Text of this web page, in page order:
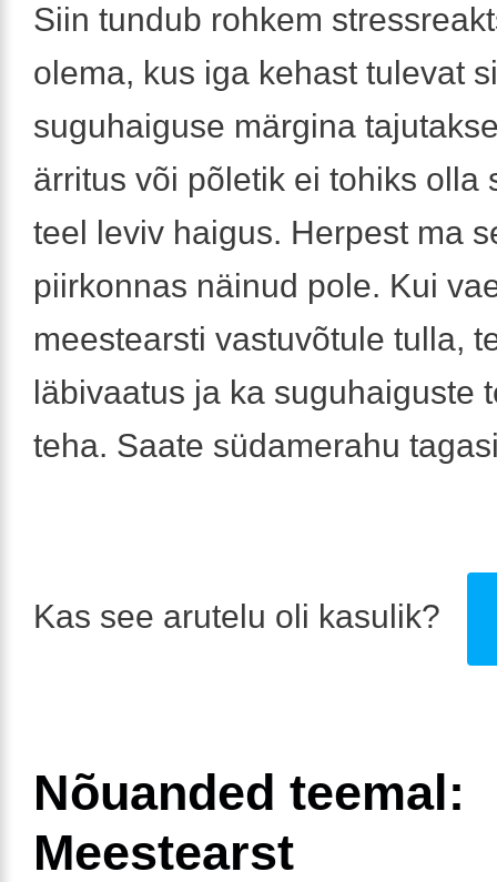
Siin tundub rohkem
olema, kus iga kehast tulevat
suguhaiguse märgina
ärritus või põletik ei tohiks olla
teel leviv haigus. Herpest ma
piirkonnas näinud pole. Kui
meestearsti vastuvõtule tulla,
läbivaatus ja ka suguhaiguste
teha. Saate südamerahu
Kas see arutelu oli kasulik?
Nõuanded teemal:
Meestearst